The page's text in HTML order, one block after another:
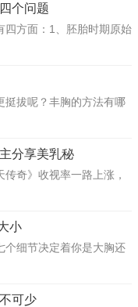
个问题
四方面：1、胚胎时期原始
挺拔呢？丰胸的方法有哪
分享美乳秘
奇》收视率一路上涨，
小
个细节决定着你是大胸还
可少